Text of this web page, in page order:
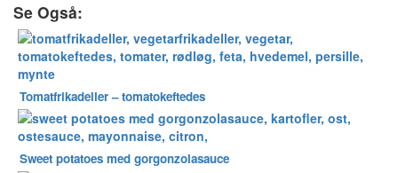
Se Også:
Tomatfrikadeller – tomatokeftedes
Sweet potatoes med gorgonzolasauce